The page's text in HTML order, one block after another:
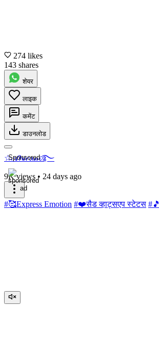
274 likes
143 shares
शेयर
लाइक
कमेंट
डाउनलोड
Sponsored
☆𝒜𝓱𝒾𝓻𝓪𝓃𝓲࿐
9K views • 24 days ago
#🥰Express Emotion #❤️सैड व्हाट्सएप स्टेटस